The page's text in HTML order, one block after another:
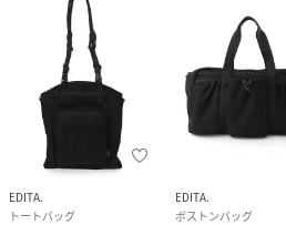
EDITA.
トートバッグ
EDITA.
ボストンバッグ